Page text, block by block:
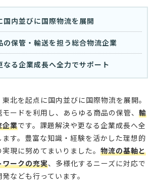
国内並びに国際物流を展開
の保管・輸送を担う総合物流企業
なる企業成長へ全力でサポート
北を起点に国内並びに国際物流を展開。
ードを利用し、あらゆる商品の保管、 輸
企業です。課題解決や更なる企業成長へ全
す。豊富な知識・経験を活かした理想的
現に努めてまいりました。 物流の基軸と
ークの充実、多様化するニーズに対応で
なども行っています。